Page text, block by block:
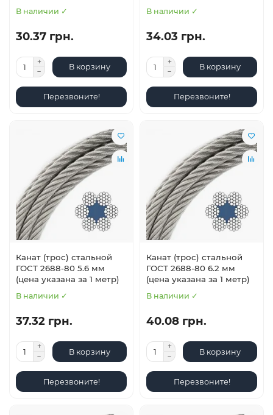
В наличии ✓
30.37 грн.
В корзину
Перезвоните!
В наличии ✓
34.03 грн.
В корзину
Перезвоните!
Канат (трос) стальной
ГОСТ 2688-80 5.6 мм
(цена указана за 1 метр)
В наличии ✓
37.32 грн.
В корзину
Перезвоните!
Канат (трос) стальной
ГОСТ 2688-80 6.2 мм
(цена указана за 1 метр)
В наличии ✓
40.08 грн.
В корзину
Перезвоните!